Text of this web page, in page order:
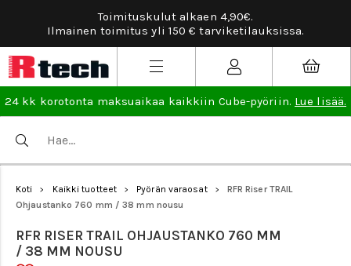
Tarviketilauksissa ilmainen vaihto- ja
lisää.
24 kk korotonta maksuaikaa kaikkiin Cube-pyöriin. Lue lisää.
Koti > Kaikki tuotteet > Pyörän varaosat >
RFR Riser TRAIL
Ohjaustanko 760 mm / 38 mm nousu
RFR RISER TRAIL OHJAUSTANKO 760 MM
/ 38 MM NOUSU